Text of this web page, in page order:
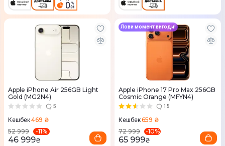
Apple iPhone Air 256GB Light
Gold (MG2N4)
5
Кешбек469 ₴
52 999
-11%
46 999₴
Apple iPhone 17 Pro Max 256GB
Cosmic Orange (MFYN4)
15
Лови момент вигоди!
Кешбек659 ₴
72 999
-10%
65 999₴